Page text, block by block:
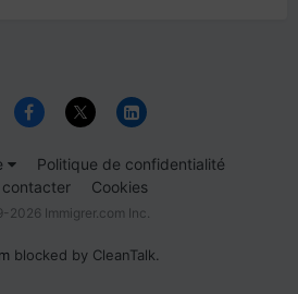
Politique de confidentialité
contacter
Cookies
2026 Immigrer.com Inc.
blocked by CleanTalk.